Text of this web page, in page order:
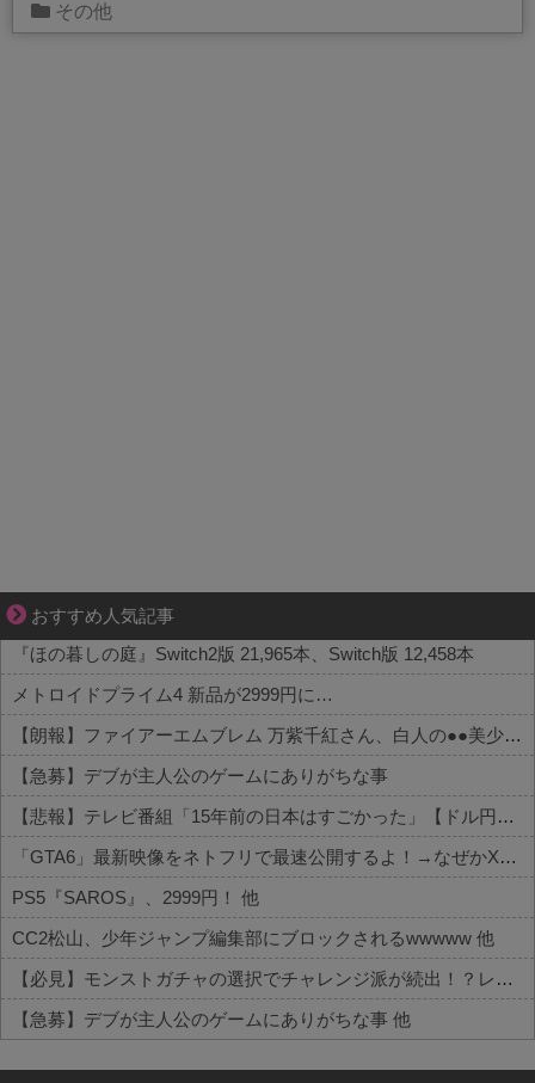
その他
おすすめ人気記事
小さなすれ違いが、夫を追い詰めていく
『ほの暮しの庭』Switch2版 21,965本、Switch版 12,458本
メトロイドプライム4 新品が2999円に…
【朗報】ファイアーエムブレム 万紫千紅さん、白人の●●美少女を出してしまうwww
【急募】デブが主人公のゲームにありがちな事
【悲報】テレビ番組「15年前の日本はすごかった」【ドル円75円】
「GTA6」最新映像をネトフリで最速公開するよ！→なぜかXで大炎上中wwww 他
PS5『SAROS』、2999円！ 他
CC2松山、少年ジャンプ編集部にブロックされるwwwww 他
【必見】モンストガチャの選択でチャレンジ派が続出！？レギュラーとの違いがコチラ 他
【急募】デブが主人公のゲームにありがちな事 他
Powered by livedoor 相互RSS